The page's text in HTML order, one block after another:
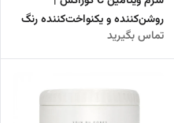
روشن‌کننده و یکنواخت‌کننده رنگ
پوست
تماس بگیرید